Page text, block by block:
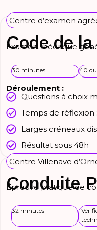
Centre d’examen
Code de
Examen théorique
30 minutes 40
Déroulement :
Questions à choix
Temps de réflexion
Larges créneaux
Résultat sous 48h
Centre Villenave
Conduite
Épreuve pratique de
32 minutes